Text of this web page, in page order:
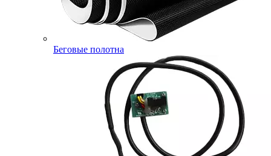
Беговые полотна